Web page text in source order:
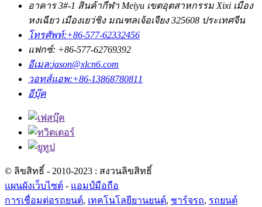
อาคาร 3#-1 สินค้ากีฬา Meiyu เขตอุตสาหกรรม Xixi เมือง
หงเฉียว เมืองเยว่ชิง มณฑลเจ้อเจียง 325608 ประเทศจีน
โทรศัพท์:+86-577-62332456
แฟกซ์: +86-577-62769392
อีเมล:jason@xlcn6.com
วอทส์แอพ:+86-13868780811
อีบุ๊ค
© ลิขสิทธิ์ - 2010-2023 : สงวนลิขสิทธิ์
แผนผังเว็บไซต์ - แอมป์มือถือ
การเชื่อมต่อรถยนต์, เทคโนโลยียานยนต์, ชาร์จรถ, รถยนต์